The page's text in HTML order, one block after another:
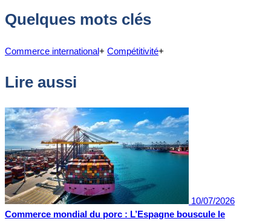
Quelques mots clés
Commerce international+ Compétitivité+
Lire aussi
10/07/2026
Commerce mondial du porc : L’Espagne bouscule le